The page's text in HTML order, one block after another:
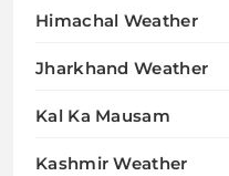
Himachal Weather
Jharkhand Weather
Kal Ka Mausam
Kashmir Weather